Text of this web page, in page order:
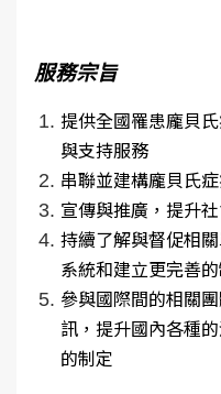
服務宗旨
提供全國罹患龐貝
與支持服務
串聯並建構龐貝氏
宣傳與推廣，提升
持續了解與督促相
系統和建立更完善
參與國際間的相關
訊，提升國內各種
的制定